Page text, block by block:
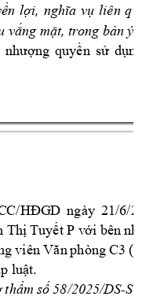
ền lợi, nghĩa vụ liên
vắng mặt, trong bản ý
nhượng quyền sử dụng
C/HĐGD ngày 21/6/
Thị Tuyết P với bên nh
viên Văn phòng C3
luật.
thẩm số 58/2025/DS-ST